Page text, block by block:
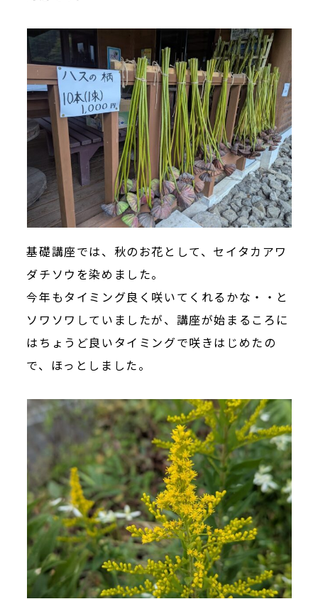
基礎講座では、秋のお花として、セイタカアワ
ダチソウを染めました。
今年もタイミング良く咲いてくれるかな・・と
ソワソワしていましたが、講座が始まるころに
はちょうど良いタイミングで咲きはじめたの
で、ほっとしました。